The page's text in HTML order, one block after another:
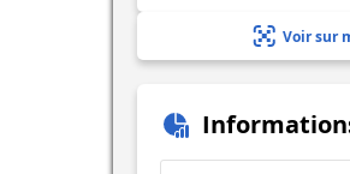
Voir sur